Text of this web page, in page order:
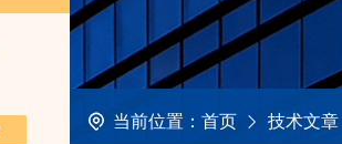
当前位置： 首页 技术文章